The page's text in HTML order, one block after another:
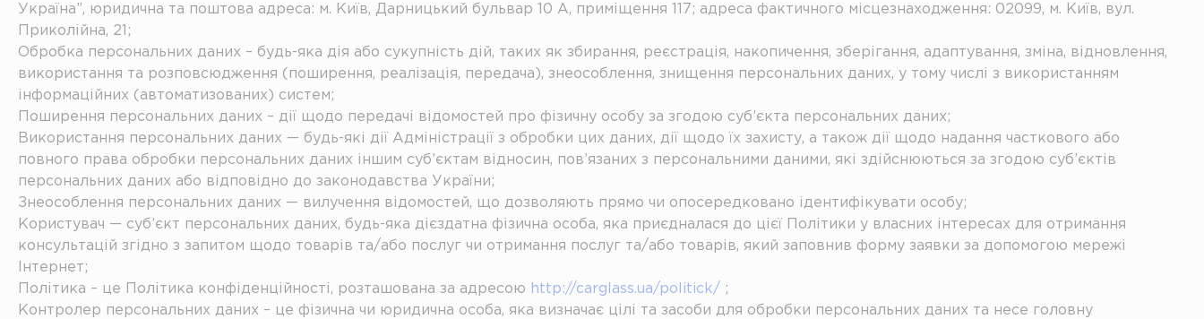
Україна”, юридична та поштова адреса: м. Київ, Дарницький бульвар 10 А, приміщення 117; адреса фактичного місцезнаходження: 02099, м. Київ, вул.
Приколійна, 21;
Обробка персональних даних – будь-яка дія або сукупність дій, таких як збирання, реєстрація, накопичення, зберігання, адаптування, зміна, відновлення,
використання та розповсюдження (поширення, реалізація, передача), знеособлення, знищення персональних даних, у тому числі з використанням
інформаційних (автоматизованих) систем;
Поширення персональних даних – дії щодо передачі відомостей про фізичну особу за згодою суб’єкта персональних даних;
Використання персональних даних — будь-які дії Адміністрації з обробки цих даних, дії щодо їх захисту, а також дії щодо надання часткового або
повного права обробки персональних даних іншим суб’єктам відносин, пов’язаних з персональними даними, які здійснюються за згодою суб’єктів
персональних даних або відповідно до законодавства України;
Знеособлення персональних даних — вилучення відомостей, що дозволяють прямо чи опосередковано ідентифікувати особу;
Користувач — суб’єкт персональних даних, будь-яка дієздатна фізична особа, яка приєдналася до цієї Політики у власних інтересах для отримання
консультацій згідно з запитом щодо товарів та/або послуг чи отримання послуг та/або товарів, який заповнив форму заявки за допомогою мережі
Інтернет;
Політика – це Політика конфіденційності, розташована за адресою http://carglass.ua/politick/ ;
Контролер персональних даних – це фізична чи юридична особа, яка визначає цілі та засоби для обробки персональних даних та несе головну